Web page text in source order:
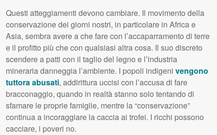
Questi atteggiamenti devono cambiare. Il movimento della
conservazione dei giorni nostri, in particolare in Africa e
Asia, sembra avere a che fare con l’accaparramento di terre
e il profitto più che con qualsiasi altra cosa. Il suo discreto
scendere a patti con il taglio del legno e l’industria
mineraria danneggia l’ambiente. I popoli indigeni vengono
tuttora abusati, addirittura uccisi con l’accusa di fare
bracconaggio, quando in realtà stanno solo tentando di
sfamare le proprie famiglie, mentre la “conservazione”
continua a incoraggiare la caccia ai trofei. I ricchi possono
cacciare, i poveri no.